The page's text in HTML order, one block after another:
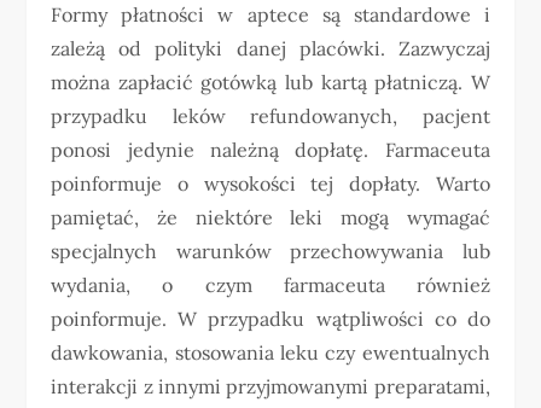
Formy płatności w aptece są standardowe i
zależą od polityki danej placówki. Zazwyczaj
można zapłacić gotówką lub kartą płatniczą. W
przypadku leków refundowanych, pacjent
ponosi jedynie należną dopłatę. Farmaceuta
poinformuje o wysokości tej dopłaty. Warto
pamiętać, że niektóre leki mogą wymagać
specjalnych warunków przechowywania lub
wydania, o czym farmaceuta również
poinformuje. W przypadku wątpliwości co do
dawkowania, stosowania leku czy ewentualnych
interakcji z innymi przyjmowanymi preparatami,